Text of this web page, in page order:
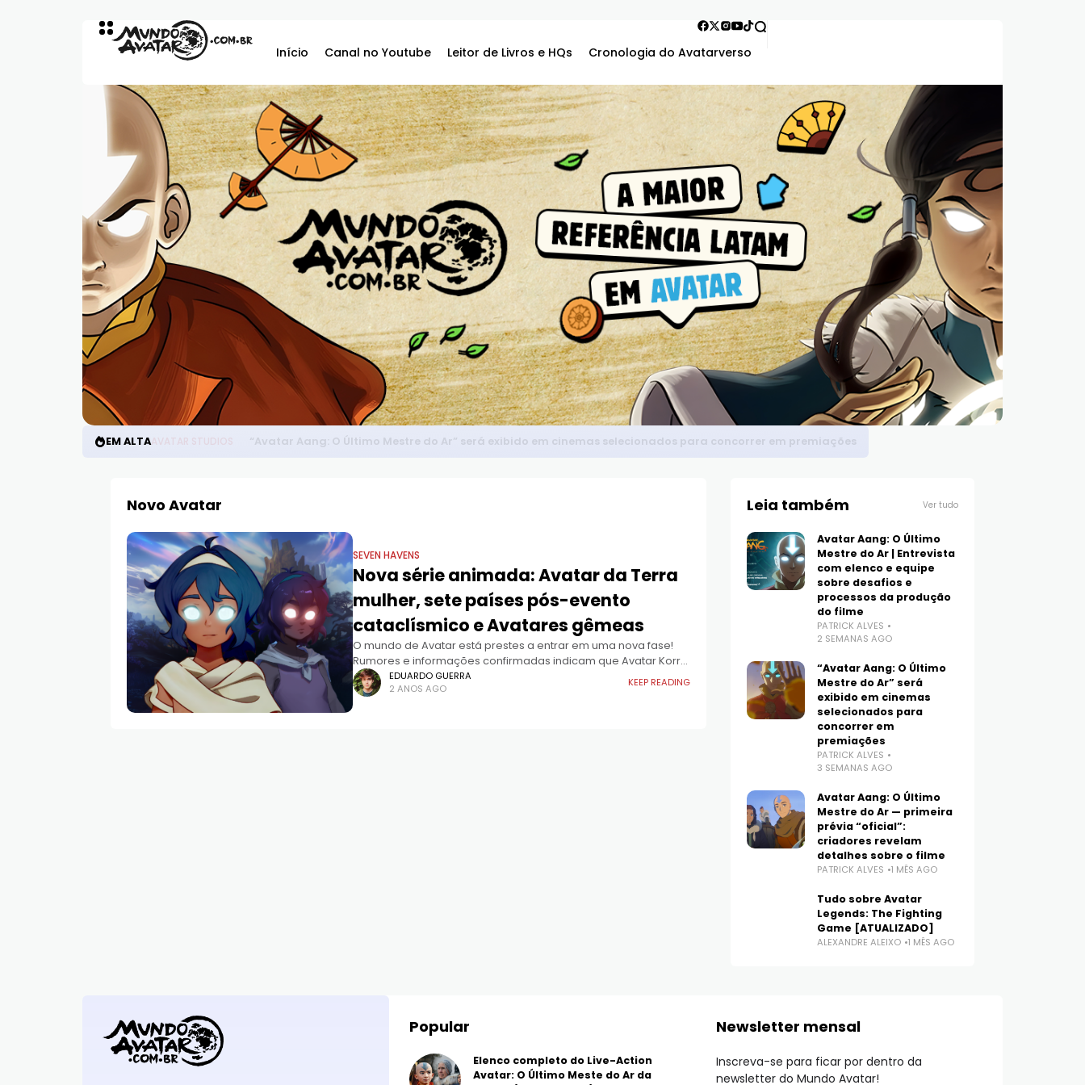
Início Canal no Youtube Leitor de Livros e HQs Cronologia do Avatarverso
EM ALTAAVATAR STUDIOS “Avatar Aang: O Último Mestre do Ar” será exibido em cinemas selecionados para concorrer em premiações
Novo Avatar
SEVEN HAVENS
Nova série animada: Avatar da Terra
mulher, sete países pós-evento
cataclísmico e Avatares gêmeas
O mundo de Avatar está prestes a entrar em uma nova fase!
Rumores e informações confirmadas indicam que Avatar Korra
enfrentará um evento cataclísmico que mudará para sempre
as Quatro
EDUARDO GUERRA
2 ANOS AGO
KEEP READING
Leia também Ver tudo
Avatar Aang: O Último
Mestre do Ar | Entrevista
com elenco e equipe
sobre desafios e
processos da produção
do filme
PATRICK ALVES
2 SEMANAS AGO
“Avatar Aang: O Último
Mestre do Ar” será
exibido em cinemas
selecionados para
concorrer em
premiações
PATRICK ALVES
3 SEMANAS AGO
Avatar Aang: O Último
Mestre do Ar — primeira
prévia “oficial”:
criadores revelam
detalhes sobre o filme
PATRICK ALVES 1 MÊS AGO
Tudo sobre Avatar
Legends: The Fighting
Game [ATUALIZADO]
ALEXANDRE ALEIXO 1 MÊS AGO
Popular
Elenco completo do Live-Action
Avatar: O Último Meste do Ar da
Newsletter mensal
Inscreva-se para ficar por dentro da
newsletter do Mundo Avatar!